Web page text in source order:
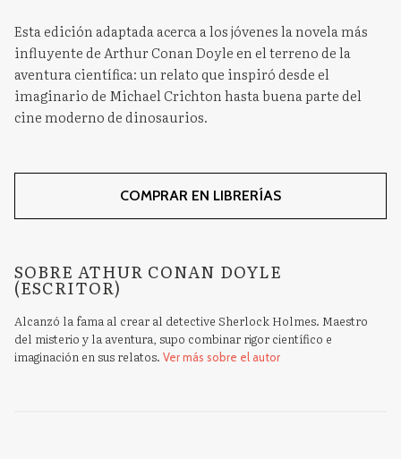
Esta edición adaptada acerca a los jóvenes la novela más
influyente de Arthur Conan Doyle en el terreno de la
aventura científica: un relato que inspiró desde el
imaginario de Michael Crichton hasta buena parte del
cine moderno de dinosaurios.
COMPRAR EN LIBRERÍAS
SOBRE ATHUR CONAN DOYLE
(ESCRITOR)
Alcanzó la fama al crear al detective Sherlock Holmes. Maestro
del misterio y la aventura, supo combinar rigor científico e
imaginación en sus relatos. Ver más sobre el autor